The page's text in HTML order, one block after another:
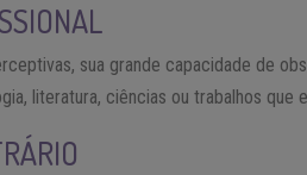
sua grande capacidade de
literatura, ciências ou trabalhos que